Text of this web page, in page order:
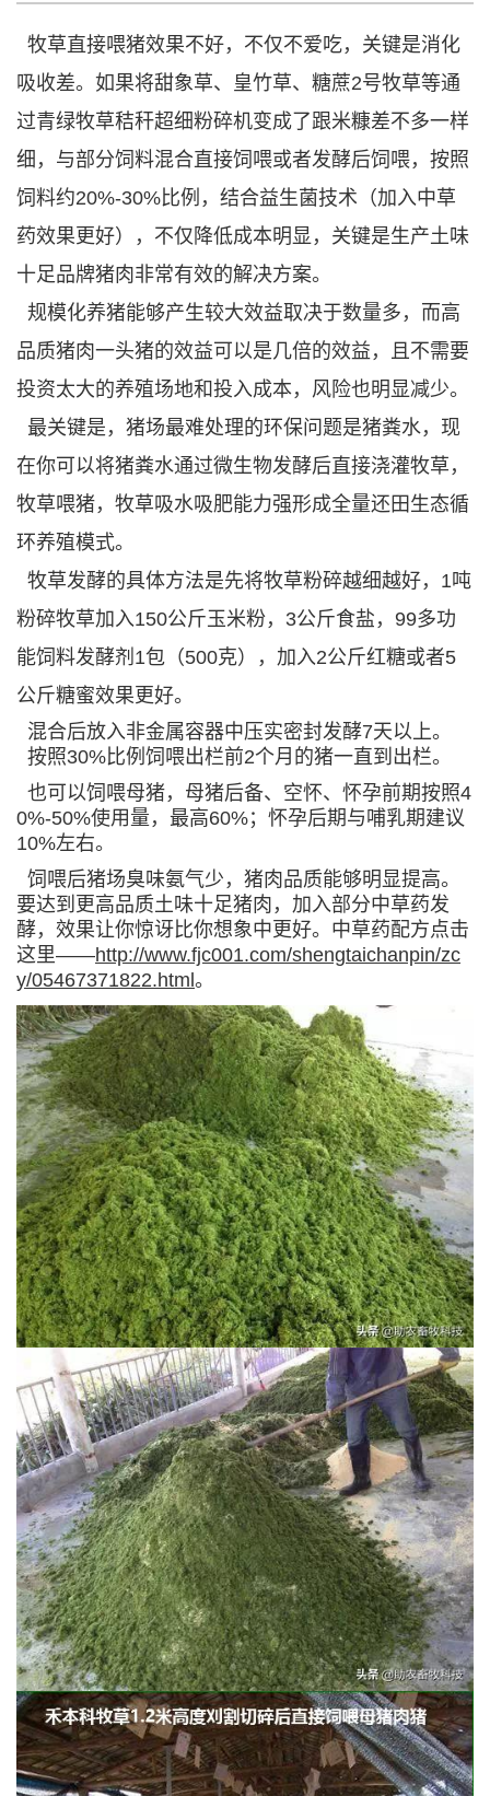
牧草直接喂猪效果不好，不仅不爱吃，关键是消化
吸收差。如果将甜象草、皇竹草、糖蔗2号牧草等通
过青绿牧草秸秆超细粉碎机变成了跟米糠差不多一样
细，与部分饲料混合直接饲喂或者发酵后饲喂，按照
饲料约20%-30%比例，结合益生菌技术（加入中草
药效果更好），不仅降低成本明显，关键是生产土味
十足品牌猪肉非常有效的解决方案。
规模化养猪能够产生较大效益取决于数量多，而高
品质猪肉一头猪的效益可以是几倍的效益，且不需要
投资太大的养殖场地和投入成本，风险也明显减少。
最关键是，猪场最难处理的环保问题是猪粪水，现
在你可以将猪粪水通过微生物发酵后直接浇灌牧草，
牧草喂猪，牧草吸水吸肥能力强形成全量还田生态循
环养殖模式。
牧草发酵的具体方法是先将牧草粉碎越细越好，1吨
粉碎牧草加入150公斤玉米粉，3公斤食盐，99多功
能饲料发酵剂1包（500克），加入2公斤红糖或者5
公斤糖蜜效果更好。
混合后放入非金属容器中压实密封发酵7天以上。
按照30%比例饲喂出栏前2个月的猪一直到出栏。
也可以饲喂母猪，母猪后备、空怀、怀孕前期按照4
0%-50%使用量，最高60%；怀孕后期与哺乳期建议
10%左右。
饲喂后猪场臭味氨气少，猪肉品质能够明显提高。
要达到更高品质土味十足猪肉，加入部分中草药发
酵，效果让你惊讶比你想象中更好。中草药配方点击
这里——http://www.fjc001.com/shengtaichanpin/zc
y/05467371822.html。